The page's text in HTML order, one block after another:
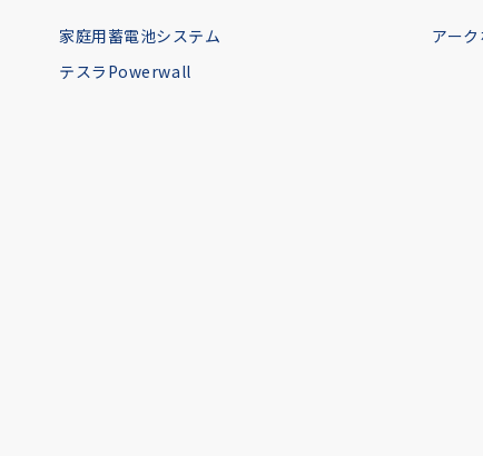
家庭用蓄電池システム
テスラPowerwall
アー